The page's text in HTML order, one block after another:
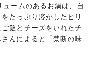
ームのあるお鍋は、自
たっぷり溶かしたピリ
飯とチーズをいれたチ
んによると「禁断の味